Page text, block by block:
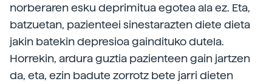
norberaren esku deprimitua egotea ala ez. Eta,
batzuetan, pazienteei sinestarazten diete dieta
jakin batekin depresioa gaindituko dutela.
Horrekin, ardura guztia pazienteen gain jartzen
da, eta, ezin badute zorrotz bete jarri dieten